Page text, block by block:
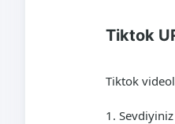
Tiktok
Tiktok